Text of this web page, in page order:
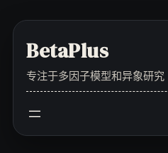
contentBetaPlus
专注于多因子模型和异象研究